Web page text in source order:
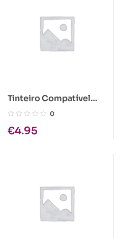
Tinteiro Compatível
Epson S020047 Preto
0
€4.95